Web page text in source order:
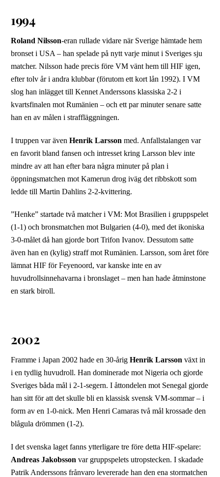
1994
Roland Nilsson-eran rullade vidare när Sverige hämtade hem
bronset i USA – han spelade på nytt varje minut i Sveriges sju
matcher. Nilsson hade precis före VM vänt hem till HIF igen,
efter tolv år i andra klubbar (förutom ett kort lån 1992). I VM
slog han inlägget till Kennet Anderssons klassiska 2-2 i
kvartsfinalen mot Rumänien – och ett par minuter senare satte
han en av målen i straffläggningen.
I truppen var ävenHenrik Larsson med. Anfallstalangen var
en favorit bland fansen och intresset kring Larsson blev inte
mindre av att han efter bara några minuter på plan i
öppningsmatchen mot Kamerun drog iväg det ribbskott som
ledde till Martin Dahlins 2-2-kvittering.
”Henke” startade två matcher i VM: Mot Brasilien i gruppspelet
(1-1) och bronsmatchen mot Bulgarien (4-0), med det ikoniska
3-0-målet då han gjorde bort Trifon Ivanov. Dessutom satte
även han en (kylig) straff mot Rumänien. Larsson, som året före
lämnat HIF för Feyenoord, var kanske inte en av
huvudrollsinnehavarna i bronslaget – men han hade åtminstone
en stark biroll.
2002
Framme i Japan 2002 hade en 30-årigHenrik Larsson växt in
i en tydlig huvudroll. Han dominerade mot Nigeria och gjorde
Sveriges båda mål i 2-1-segern. I åttondelen mot Senegal gjorde
han sitt för att det skulle bli en klassisk svensk VM-sommar – i
form av en 1-0-nick. Men Henri Camaras två mål krossade den
blågula drömmen (1-2).
I det svenska laget fanns ytterligare tre före detta HIF-spelare:
Andreas Jakobsson var gruppspelets utropstecken. I skadade
Patrik Anderssons frånvaro levererade han den ena stormatchen